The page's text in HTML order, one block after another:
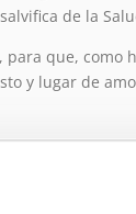
de la
que, como
y lugar de